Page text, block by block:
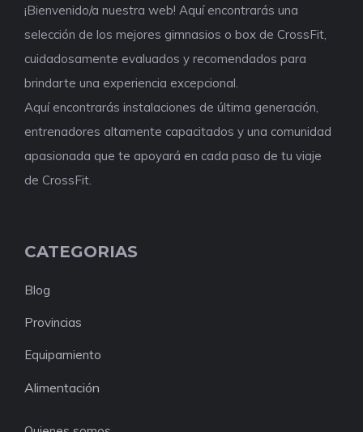
¡Bienvenido/a nuestra web! Aquí encontrarás una
selección de los mejores gimnasios o box de CrossFit,
cuidadosamente evaluados y recomendados para
brindarte una experiencia excepcional.
Aquí encontrarás instalaciones de última generación,
entrenadores altamente capacitados y una comunidad
apasionada que te apoyará en cada paso de tu viaje
de CrossFit.
CATEGORIAS
Blog
Provincias
Equipamiento
Alimentación